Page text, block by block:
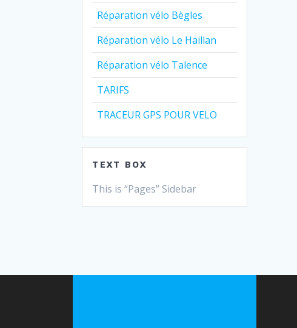
Réparation vélo Bègles
Réparation vélo Le Haillan
Réparation vélo Talence
TARIFS
TRACEUR GPS POUR VELO
TEXT BOX
This is “Pages” Sidebar